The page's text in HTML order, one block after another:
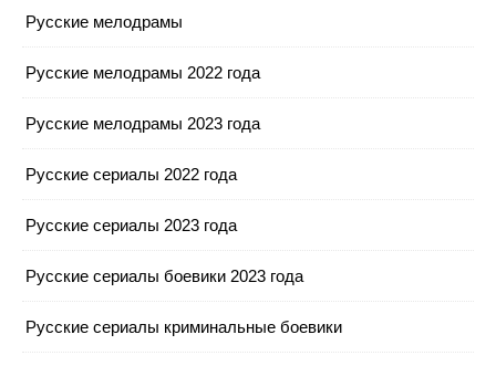
Русские мелодрамы
Русские мелодрамы 2022 года
Русские мелодрамы 2023 года
Русские сериалы 2022 года
Русские сериалы 2023 года
Русские сериалы боевики 2023 года
Русские сериалы криминальные боевики